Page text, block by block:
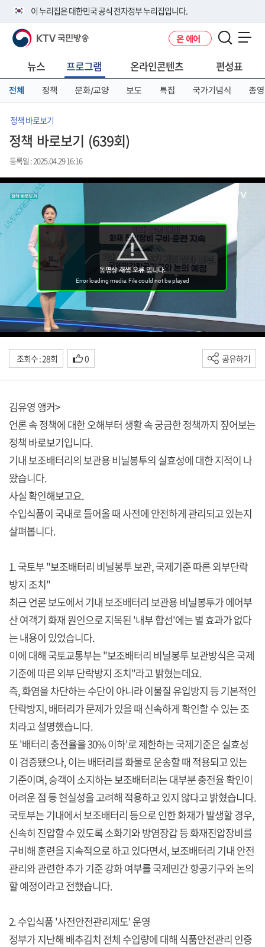
이 누리집은 대한민국 공식 전자정부 누리집입니다.
공식 누리집 주소 확인하기
니다.
이밖에 or.kr 또는 .kr등 다른 도메인 주소를 사용하고 있다면 아래 URL에
서 도메인 주소를 확인해 보세요
KTV 국민방송 온 에어
뉴스 프로그램 온라인콘텐츠 편성표
전체 정책 문화/교양 보도 특집 국가기념식 종영
정책 바로보기
정책 바로보기 (639회)
등록일 : 2025.04.29 16:16
조회수 : 28회 0 공유하기
김유영 앵커>
언론 속 정책에 대한 오해부터 생활 속 궁금한 정책까지 짚어보는
정책 바로보기입니다.
기내 보조배터리의 보관용 비닐봉투의 실효성에 대한 지적이 나
왔습니다.
사실 확인해보고요.
수입식품이 국내로 들어올 때 사전에 안전하게 관리되고 있는지
살펴봅니다.
1. 국토부 "보조배터리 비닐봉투 보관, 국제기준 따른 외부단락
방지 조치"
최근 언론 보도에서 기내 보조배터리 보관용 비닐봉투가 에어부
산 여객기 화재 원인으로 지목된 '내부 합선'에는 별 효과가 없다
는 내용이 있었습니다.
이에 대해 국토교통부는 "보조배터리 비닐봉투 보관방식은 국제
기준에 따른 외부 단락방지 조치"라고 밝혔는데요.
즉, 화염을 차단하는 수단이 아니라 이물질 유입방지 등 기본적인
단락방지, 배터리가 문제가 있을 때 신속하게 확인할 수 있는 조
치라고 설명했습니다.
또 '배터리 충전율을 30% 이하'로 제한하는 국제기준은 실효성
이 검증됐으나, 이는 배터리를 화물로 운송할 때 적용되고 있는
기준이며, 승객이 소지하는 보조배터리는 대부분 충전율 확인이
어려운 점 등 현실성을 고려해 적용하고 있지 않다고 밝혔습니다.
국토부는 기내에서 보조배터리 등으로 인한 화재가 발생할 경우,
신속히 진압할 수 있도록 소화기와 방염장갑 등 화재진압장비를
구비해 훈련을 지속적으로 하고 있다면서, 보조배터리 기내 안전
관리와 관련한 추가 기준 강화 여부를 국제민간 항공기구와 논의
할 예정이라고 전했습니다.
2. 수입식품 '사전안전관리제도' 운영
정부가 지난해 배추김치 전체 수입량에 대해 식품안전관리 인증